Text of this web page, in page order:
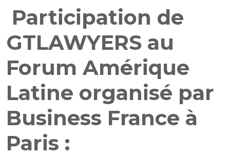
Participation de
GTLAWYERS au
Forum Amérique
Latine organisé par
Business France à
Paris :